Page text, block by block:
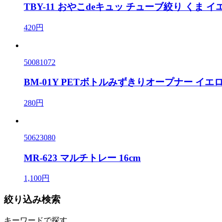
TBY-11 おやこdeキュッ チューブ絞り くま イ
420円
50081072
BM-01Y PETボトルみずきりオープナー イエ
280円
50623080
MR-623 マルチトレー 16cm
1,100円
絞り込み検索
キーワードで探す